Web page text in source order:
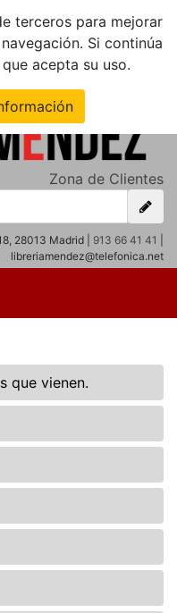
terceros para mejorar
Si continúa
acepta su uso.
Zona de Clientes
28013 Madrid | 913 66 41 41
libreriamendez@telefonica.net
que vienen.